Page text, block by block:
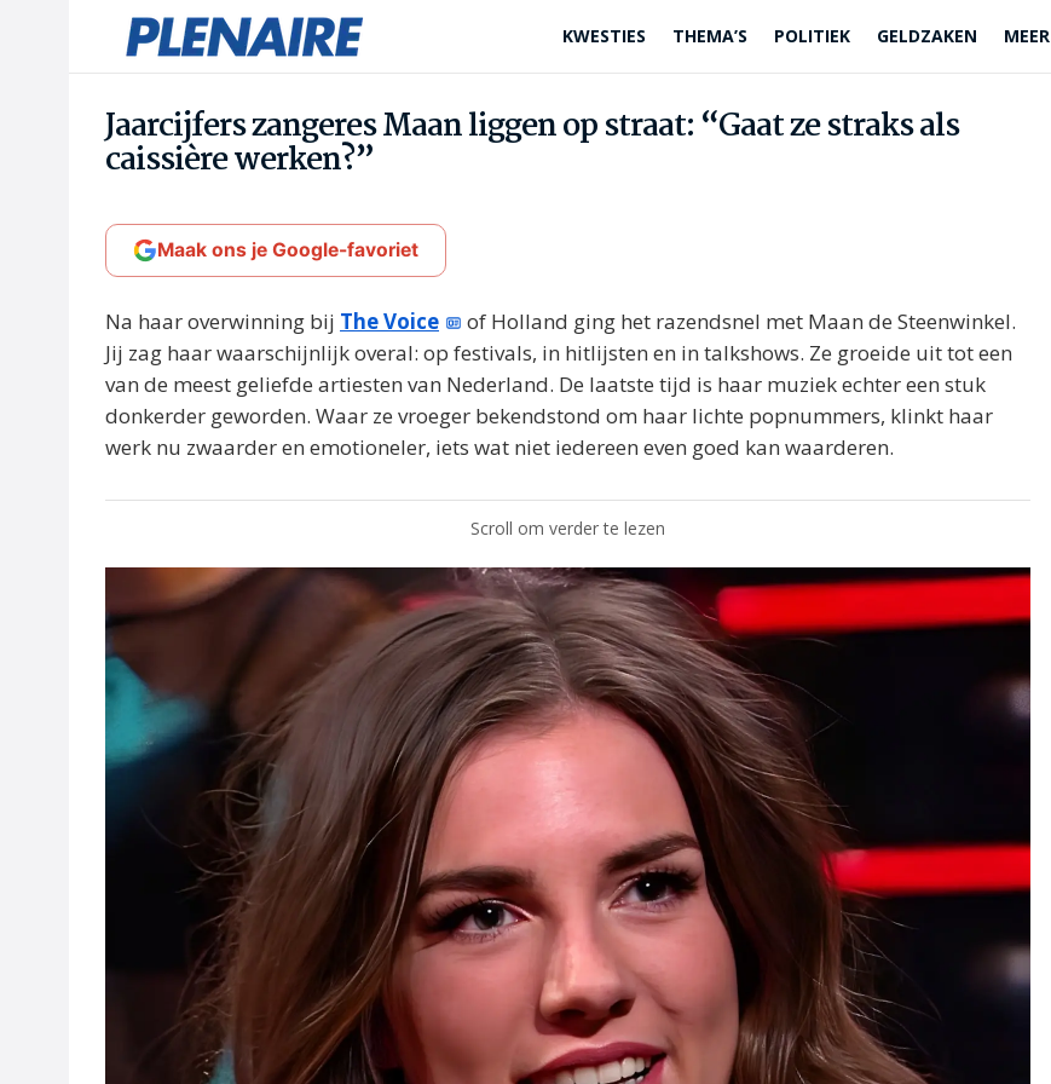
KWESTIES THEMA’S POLITIEK GELDZAKEN MEER
Jaarcijfers zangeres Maan liggen op straat: “Gaat ze straks als
caissière werken?”
Maak ons je Google-favoriet
Na haar overwinning bij The Voice
of Holland ging het razendsnel met Maan de Steenwinkel.
Jij zag haar waarschijnlijk overal: op festivals, in hitlijsten en in talkshows. Ze groeide uit tot een
van de meest geliefde artiesten van Nederland. De laatste tijd is haar muziek echter een stuk
donkerder geworden. Waar ze vroeger bekendstond om haar lichte popnummers, klinkt haar
werk nu zwaarder en emotioneler, iets wat niet iedereen even goed kan waarderen.
Scroll om verder te lezen